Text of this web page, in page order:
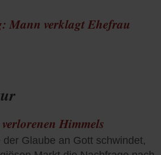
Mann verklagt Ehefrau
Himmels
Glaube an Gott schwindet,